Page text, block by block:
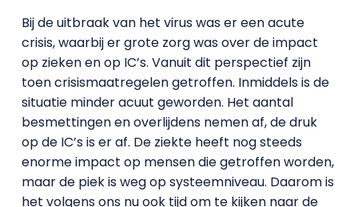
Bij de uitbraak van het virus was er een acute
crisis, waarbij er grote zorg was over de impact
op zieken en op IC’s. Vanuit dit perspectief zijn
toen crisismaatregelen getroffen. Inmiddels is de
situatie minder acuut geworden. Het aantal
besmettingen en overlijdens nemen af, de druk
op de IC’s is er af. De ziekte heeft nog steeds
enorme impact op mensen die getroffen worden,
maar de piek is weg op systeemniveau. Daarom is
het volgens ons nu ook tijd om te kijken naar de